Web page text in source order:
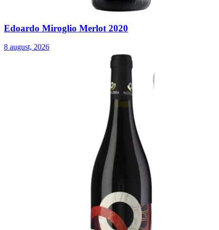
Edoardo Miroglio Merlot 2020
8 august, 2026